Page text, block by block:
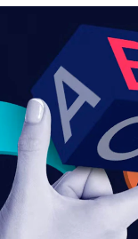
com a